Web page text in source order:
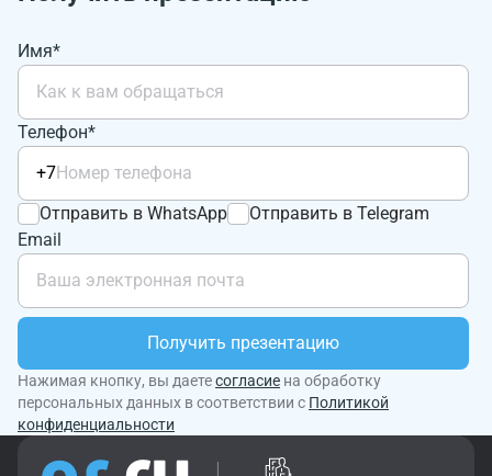
Имя*
Телефон*
+7
Отправить в WhatsApp
Отправить в Telegram
Email
Получить презентацию
Нажимая кнопку, вы даетесогласие на обработку
персональных данных в соответствии с Политикой
конфиденциальности